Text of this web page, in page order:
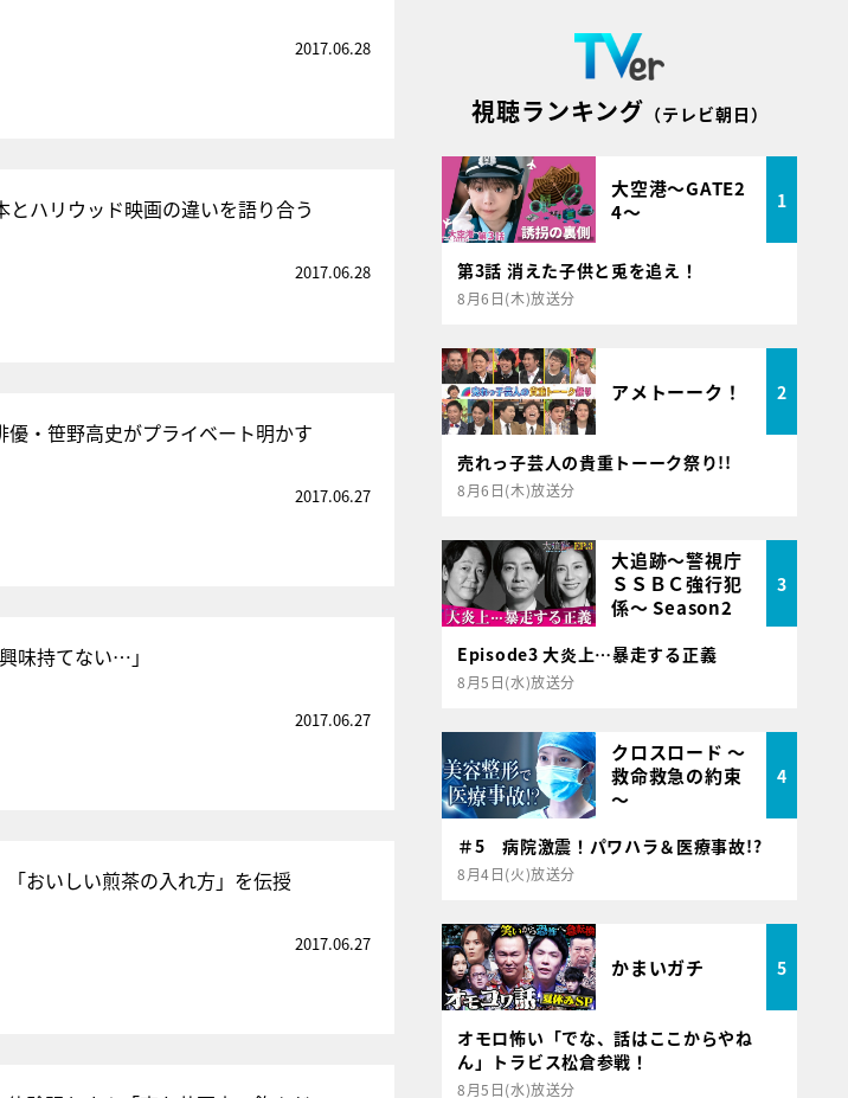
2017.06.28
ハリウッド映画の違いを語り合う
2017.06.28
・笹野高史がプライベート明かす
2017.06.27
味持てない…」
2017.06.27
おいしい煎茶の入れ方」を伝授
2017.06.27
視聴ランキング （テレビ朝日）
大空港～GATE2
4～
1
第3話 消えた子供と兎を追え！
8月6日(木)放送分
アメトーーク！ 2
売れっ子芸人の貴重トーーク祭り!!
8月6日(木)放送分
大追跡～警視庁
ＳＳＢＣ強行犯
係～ Season2
3
Episode3 大炎上…暴走する正義
8月5日(水)放送分
クロスロード ～
救命救急の約束
～
4
＃5 病院激震！パワハラ＆医療事故!?
8月4日(火)放送分
かまいガチ 5
オモロ怖い「でな、話はここからやね
ん」トラビス松倉参戦！
8月5日(水)放送分